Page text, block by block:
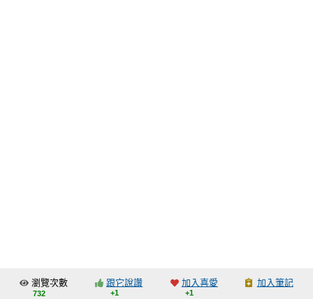
交流中心
瀏覽次數
732
跟它說讚
+1
加入喜愛
+1
加入筆記